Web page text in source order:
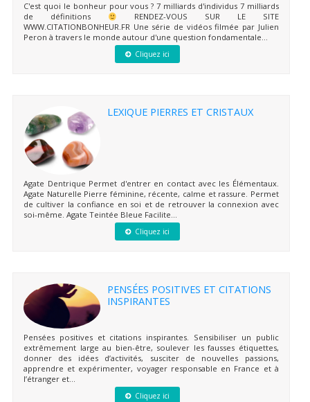
C'est quoi le bonheur pour vous ? 7 milliards d'individus 7 milliards
de définitions
RENDEZ-VOUS SUR LE SITE
WWW.CITATIONBONHEUR.FR Une série de vidéos filmée par Julien
Peron à travers le monde autour d'une question fondamentale...
Cliquez ici
LEXIQUE PIERRES ET CRISTAUX
Agate Dentrique Permet d'entrer en contact avec les Élémentaux.
Agate Naturelle Pierre féminine, récente, calme et rassure. Permet
de cultiver la confiance en soi et de retrouver la connexion avec
soi-même. Agate Teintée Bleue Facilite...
Cliquez ici
PENSÉES POSITIVES ET CITATIONS
INSPIRANTES
Pensées positives et citations inspirantes. Sensibiliser un public
extrêmement large au bien-être, soulever les fausses étiquettes,
donner des idées d’activités, susciter de nouvelles passions,
apprendre et expérimenter, voyager responsable en France et à
l’étranger et...
Cliquez ici